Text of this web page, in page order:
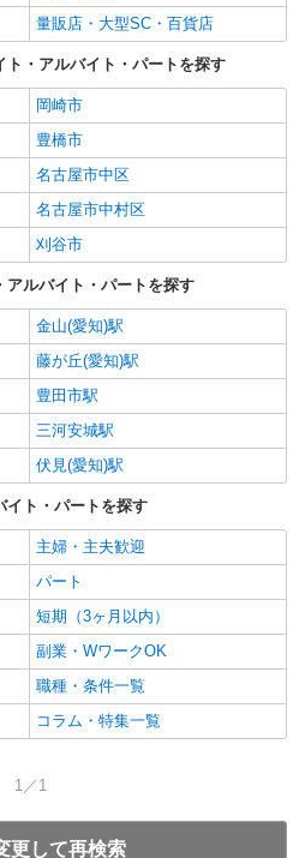
量販店・大型SC・百貨店
・アルバイト・パートを探す
岡崎市
豊橋市
名古屋市中区
名古屋市中村区
刈谷市
アルバイト・パートを探す
金山(愛知)駅
藤が丘(愛知)駅
豊田市駅
三河安城駅
伏見(愛知)駅
イト・パートを探す
主婦・主夫歓迎
パート
短期（3ヶ月以内）
副業・WワークOK
職種・条件一覧
コラム・特集一覧
1／1
更して再検索